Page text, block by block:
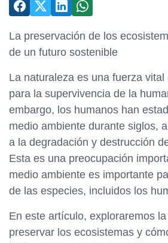
La preservación de los
de un futuro sostenible
La naturaleza es una fuerza vital
para la supervivencia de la
embargo, los humanos han
medio ambiente durante siglos,
a la degradación y destrucción
Esta es una preocupación
medio ambiente es importante
de las especies, incluidos los
En este artículo, exploraremos
preservar los ecosistemas y